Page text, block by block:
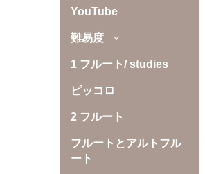
YouTube
難易度
1 フルート/ studies
ピッコロ
2 フルート
フルートとアルトフル
ート